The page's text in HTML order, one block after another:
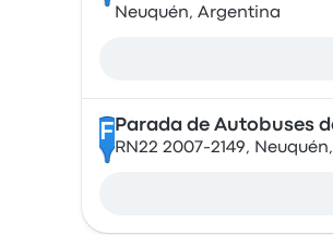
Neuquén, Argentina
F Parada de Autobuses
RN22 2007-2149,